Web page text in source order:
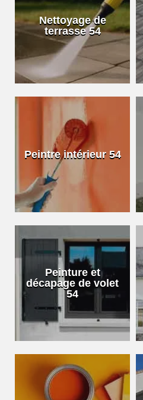
Nettoyage de
terrasse 54
Peintre intérieur 54
Peinture et
décapage de volet
54